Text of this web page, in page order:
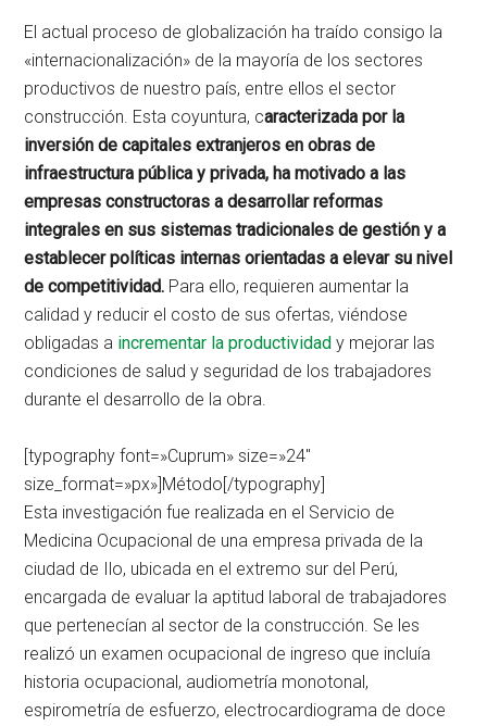
El actual proceso de globalización ha traído consigo la
«internacionalización» de la mayoría de los sectores
productivos de nuestro país, entre ellos el sector
construcción. Esta coyuntura, caracterizada por la
inversión de capitales extranjeros en obras de
infraestructura pública y privada, ha motivado a las
empresas constructoras a desarrollar reformas
integrales en sus sistemas tradicionales de gestión y a
establecer políticas internas orientadas a elevar su nivel
de competitividad. Para ello, requieren aumentar la
calidad y reducir el costo de sus ofertas, viéndose
obligadas a incrementar la productividad y mejorar las
condiciones de salud y seguridad de los trabajadores
durante el desarrollo de la obra.
[typography font=»Cuprum» size=»24″
size_format=»px»]Método[/typography]
Esta investigación fue realizada en el Servicio de
Medicina Ocupacional de una empresa privada de la
ciudad de Ilo, ubicada en el extremo sur del Perú,
encargada de evaluar la aptitud laboral de trabajadores
que pertenecían al sector de la construcción. Se les
realizó un examen ocupacional de ingreso que incluía
historia ocupacional, audiometría monotonal,
espirometría de esfuerzo, electrocardiograma de doce